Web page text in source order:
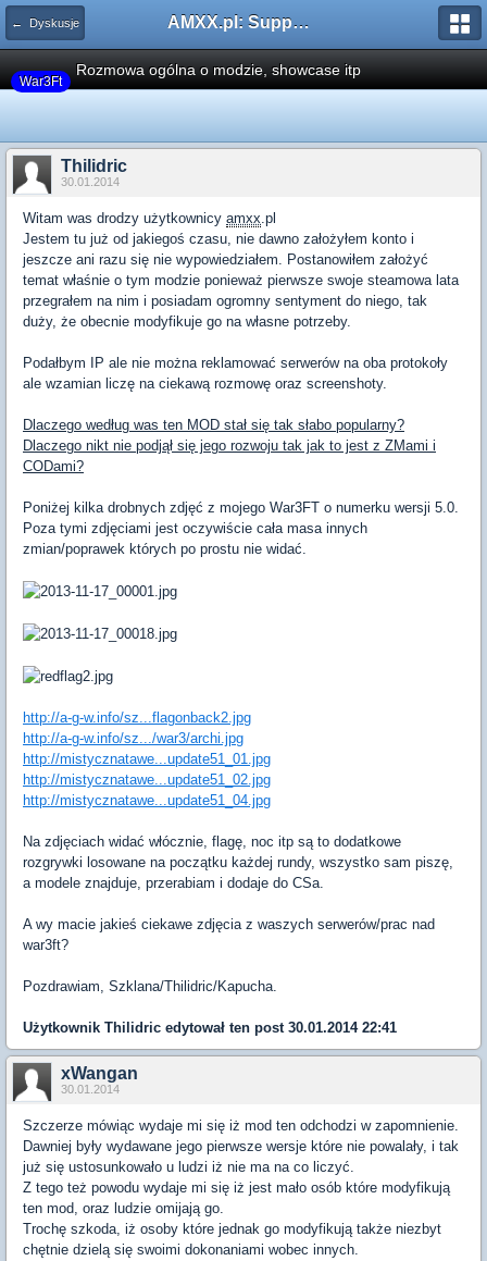
← Dyskusje AMXX.pl: Support AMX Mod X i SourceMod
War3Ft
Rozmowa ogólna o modzie, showcase itp
Thilidric
30.01.2014
Witam was drodzy użytkownicy amxx.pl
Jestem tu już od jakiegoś czasu, nie dawno założyłem konto i
jeszcze ani razu się nie wypowiedziałem. Postanowiłem założyć
temat właśnie o tym modzie ponieważ pierwsze swoje steamowa lata
przegrałem na nim i posiadam ogromny sentyment do niego, tak
duży, że obecnie modyfikuje go na własne potrzeby.
Podałbym IP ale nie można reklamować serwerów na oba protokoły
ale wzamian liczę na ciekawą rozmowę oraz screenshoty.
Dlaczego według was ten MOD stał się tak słabo popularny?
Dlaczego nikt nie podjął się jego rozwoju tak jak to jest z ZMami i
CODami?
Poniżej kilka drobnych zdjęć z mojego War3FT o numerku wersji 5.0.
Poza tymi zdjęciami jest oczywiście cała masa innych
zmian/poprawek których po prostu nie widać.
http://a-g-w.info/sz...flagonback2.jpg
http://a-g-w.info/sz.../war3/archi.jpg
http://mistycznatawe...update51_01.jpg
http://mistycznatawe...update51_02.jpg
http://mistycznatawe...update51_04.jpg
Na zdjęciach widać włócznie, flagę, noc itp są to dodatkowe
rozgrywki losowane na początku każdej rundy, wszystko sam piszę,
a modele znajduje, przerabiam i dodaje do CSa.
A wy macie jakieś ciekawe zdjęcia z waszych serwerów/prac nad
war3ft?
Pozdrawiam, Szklana/Thilidric/Kapucha.
Użytkownik Thilidric edytował ten post 30.01.2014 22:41
xWangan
30.01.2014
Szczerze mówiąc wydaje mi się iż mod ten odchodzi w zapomnienie.
Dawniej były wydawane jego pierwsze wersje które nie powalały, i tak
już się ustosunkowało u ludzi iż nie ma na co liczyć.
Z tego też powodu wydaje mi się iż jest mało osób które modyfikują
ten mod, oraz ludzie omijają go.
Trochę szkoda, iż osoby które jednak go modyfikują także niezbyt
chętnie dzielą się swoimi dokonaniami wobec innych.